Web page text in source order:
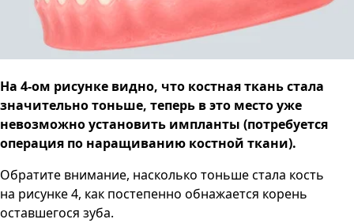
На 4-ом рисунке видно, что костная ткань стала
значительно тоньше, теперь в это место уже
невозможно установить импланты (потребуется
операция по наращиванию костной ткани).
Обратите внимание, насколько тоньше стала кость
на рисунке 4, как постепенно обнажается корень
оставшегося зуба.